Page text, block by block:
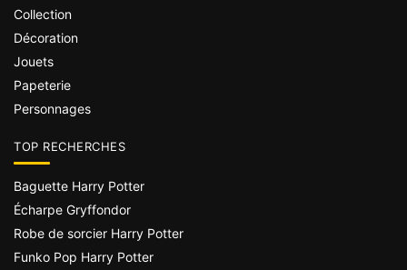
Collection
Décoration
Jouets
Papeterie
Personnages
TOP RECHERCHES
Baguette Harry Potter
Écharpe Gryffondor
Robe de sorcier Harry Potter
Funko Pop Harry Potter